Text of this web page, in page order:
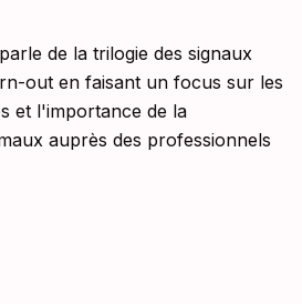
de la trilogie des signaux
out en faisant un focus sur les
et l'importance de la
auprès des professionnels